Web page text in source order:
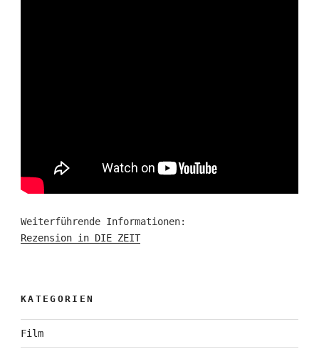
Weiterführende Informationen:
Rezension in DIE ZEIT
KATEGORIEN
Film